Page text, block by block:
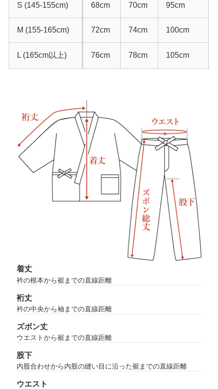
S (145-155cm) 68cm 70cm 95cm
M (155-165cm) 72cm 74cm 100cm
L (165cm以上) 76cm 78cm 105cm
着丈
衿の根本から裾までの直線距離
裄丈
衿の中央から袖までの直線距離
ズボン丈
ウエストから裾までの直線距離
股下
内股合わせから内股の縫い目に沿った裾までの直線距離
ウエスト